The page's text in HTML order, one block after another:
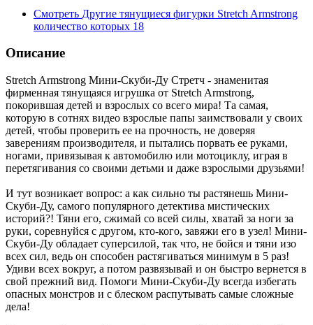
Смотреть Другие тянущиеся фигурки Stretch Armstrong
количество которых 18
Описание
Stretch Armstrong Мини-Скуби-Ду Стретч - знаменитая
фирменная тянущаяся игрушка от Stretch Armstrong,
покорившая детей и взрослых со всего мира! Та самая,
которую в сотнях видео взрослые папы заимствовали у своих
детей, чтобы проверить ее на прочность, не доверяя
заверениям производителя, и пытались порвать ее руками,
ногами, привязывая к автомобилю или мотоциклу, играя в
перетягивания со своими детьми и даже взрослыми друзьями!
И тут возникает вопрос: а как сильно ты растянешь Мини-
Скуби-Ду, самого популярного детектива мистических
историй?! Тяни его, сжимай со всей силы, хватай за ноги за
руки, соревнуйся с другом, кто-кого, завяжи его в узел! Мини-
Скуби-Ду обладает суперсилой, так что, не бойся и тяни изо
всех сил, ведь он способен растягиваться минимум в 5 раз!
Удиви всех вокруг, а потом развязывай и он быстро вернется в
свой прежний вид. Помоги Мини-Скуби-Ду всегда избегать
опасных монстров и с блеском распутывать самые сложные
дела!